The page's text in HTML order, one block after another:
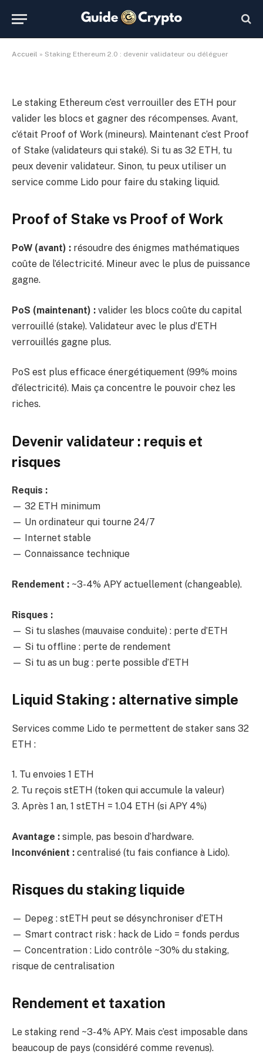
Accueil » Staking Ethereum 2.0 : devenir validateur ou déléguer
Le staking Ethereum c’est verrouiller des ETH pour
valider les blocs et gagner des récompenses. Avant,
c’était Proof of Work (mineurs). Maintenant c’est Proof
of Stake (validateurs qui staké). Si tu as 32 ETH, tu
peux devenir validateur. Sinon, tu peux utiliser un
service comme Lido pour faire du staking liquid.
Proof of Stake vs Proof of Work
PoW (avant) : résoudre des énigmes mathématiques
coûte de l’électricité. Mineur avec le plus de puissance
gagne.
PoS (maintenant) : valider les blocs coûte du capital
verrouillé (stake). Validateur avec le plus d’ETH
verrouillés gagne plus.
PoS est plus efficace énergétiquement (99% moins
d’électricité). Mais ça concentre le pouvoir chez les
riches.
Devenir validateur : requis et
risques
Requis :
— 32 ETH minimum
— Un ordinateur qui tourne 24/7
— Internet stable
— Connaissance technique
Rendement : ~3-4% APY actuellement (changeable).
Risques :
— Si tu slashes (mauvaise conduite) : perte d’ETH
— Si tu offline : perte de rendement
— Si tu as un bug : perte possible d’ETH
Liquid Staking : alternative simple
Services comme Lido te permettent de staker sans 32
ETH :
1. Tu envoies 1 ETH
2. Tu reçois stETH (token qui accumule la valeur)
3. Après 1 an, 1 stETH = 1.04 ETH (si APY 4%)
Avantage : simple, pas besoin d’hardware.
Inconvénient : centralisé (tu fais confiance à Lido).
Risques du staking liquide
— Depeg : stETH peut se désynchroniser d’ETH
— Smart contract risk : hack de Lido = fonds perdus
— Concentration : Lido contrôle ~30% du staking,
risque de centralisation
Rendement et taxation
Le staking rend ~3-4% APY. Mais c’est imposable dans
beaucoup de pays (considéré comme revenus).